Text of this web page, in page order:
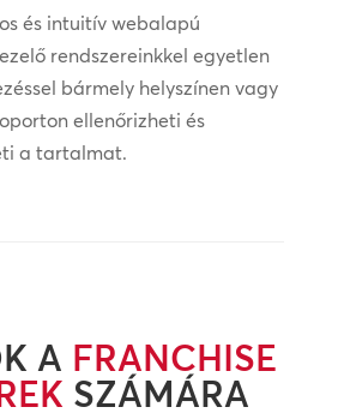
és intuitív webalapú
rendszereinkkel egyetlen
bármely helyszínen vagy
ellenőrizheti és
a tartalmat.
A FRANCHISE
SZÁMÁRA